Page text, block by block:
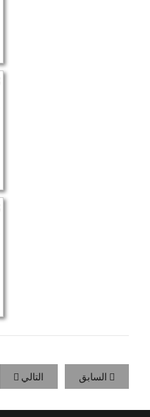
السابق التالي